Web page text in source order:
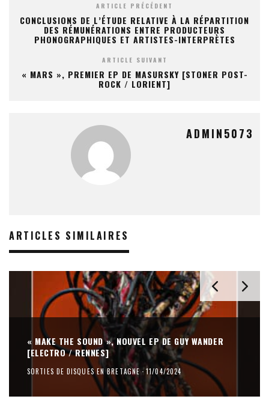
ARTICLE PRÉCÉDENT
CONCLUSIONS DE L’ÉTUDE RELATIVE À LA RÉPARTITION
DES RÉMUNÉRATIONS ENTRE PRODUCTEURS
PHONOGRAPHIQUES ET ARTISTES-INTERPRÈTES
ARTICLE SUIVANT
« MARS », PREMIER EP DE MASURSKY [STONER POST-
ROCK / LORIENT]
ADMIN5073
ARTICLES SIMILAIRES
« MAKE THE SOUND », NOUVEL EP DE GUY WANDER
[ELECTRO / RENNES]
SORTIES DE DISQUES EN BRETAGNE · 11/04/2024